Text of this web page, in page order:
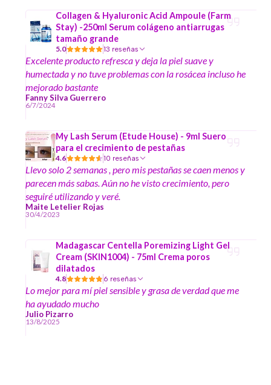
Collagen & Hyaluronic Acid Ampoule (Farm
Stay) -250ml Serum colágeno antiarrugas
tamaño grande
5.0 13 reseñas
Excelente producto refresca y deja la piel suave y
humectada y no tuve problemas con la rosácea incluso he
mejorado bastante
Fanny Silva Guerrero
6/7/2024
My Lash Serum (Etude House) - 9ml Suero
para el crecimiento de pestañas
4.6 10 reseñas
Llevo solo 2 semanas , pero mis pestañas se caen menos y
parecen más sabas. Aún no he visto crecimiento, pero
seguiré utilizando y veré.
Maite Letelier Rojas
30/4/2023
Madagascar Centella Poremizing Light Gel
Cream (SKIN1004) - 75ml Crema poros
dilatados
4.8 6 reseñas
Lo mejor para mí piel sensible y grasa de verdad que me
ha ayudado mucho
Julio Pizarro
13/8/2025